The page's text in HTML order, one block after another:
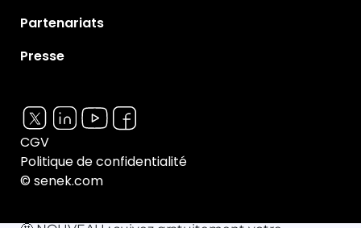
Partenariats
Presse
© senek.com
Politique de confidentialité
CGV